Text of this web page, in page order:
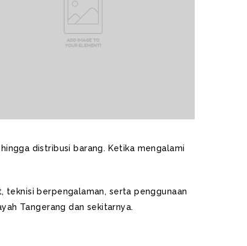
distribusi barang. Ketika mengalami
berpengalaman, serta penggunaan
Tangerang dan sekitarnya.